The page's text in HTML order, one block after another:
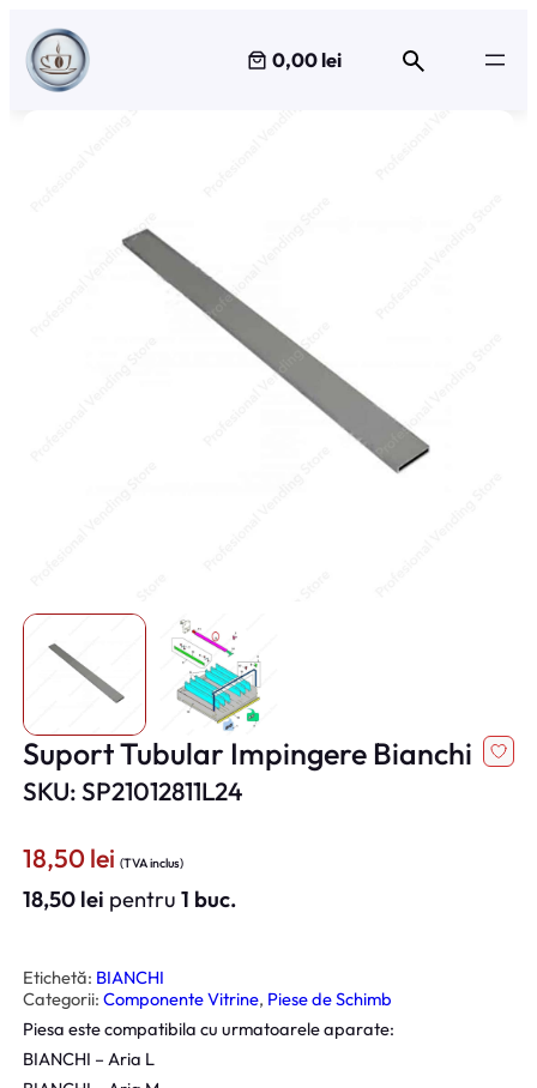
Sari
conținut
0,00 lei
Suport Tubular Impingere Bianchi
SKU: SP21012811L24
18,50lei (TVA inclus)
18,50 lei pentru1 buc.
Etichetă: BIANCHI
Categorii:Componente Vitrine, Piese de Schimb
Piesa este compatibila cu urmatoarele aparate:
BIANCHI – Aria L